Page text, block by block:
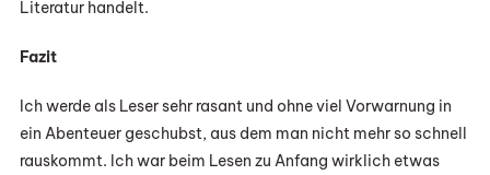
Literatur handelt.
Fazit
Ich werde als Leser sehr rasant und ohne viel Vorwarnung in
ein Abenteuer geschubst, aus dem man nicht mehr so schnell
rauskommt. Ich war beim Lesen zu Anfang wirklich etwas